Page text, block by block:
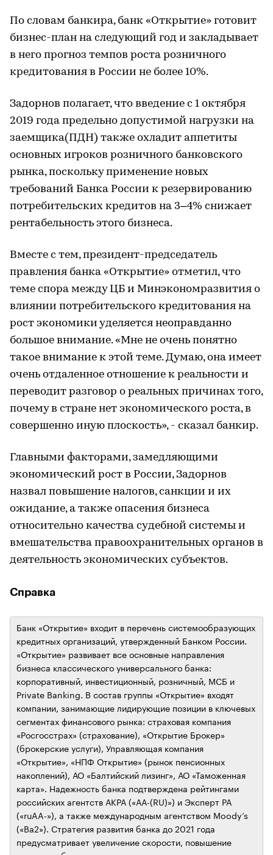
По словам банкира, банк «Открытие» готовит
бизнес-план на следующий год и закладывает
в него прогноз темпов роста розничного
кредитования в России не более 10%.
Задорнов полагает, что введение с 1 октября
2019 года предельно допустимой нагрузки на
заемщика(ПДН) также охладит аппетиты
основных игроков розничного банковского
рынка, поскольку применение новых
требований Банка России к резервированию
потребительских кредитов на 3–4% снижает
рентабельность этого бизнеса.
Вместе с тем, президент-председатель
правления банка «Открытие» отметил, что
теме спора между ЦБ и Минэкономразвития о
влиянии потребительского кредитования на
рост экономики уделяется неоправданно
большое внимание. «Мне не очень понятно
такое внимание к этой теме. Думаю, она имеет
очень отдаленное отношение к реальности и
переводит разговор о реальных причинах того,
почему в стране нет экономического роста, в
совершенно иную плоскость», - сказал банкир.
Главными факторами, замедляющими
экономический рост в России, Задорнов
назвал повышение налогов, санкции и их
ожидание, а также опасения бизнеса
относительно качества судебной системы и
вмешательства правоохранительных органов в
деятельность экономических субъектов.
Справка
Банк «Открытие» входит в перечень системообразующих
кредитных организаций, утвержденный Банком России.
«Открытие» развивает все основные направления
бизнеса классического универсального банка:
корпоративный, инвестиционный, розничный, МСБ и
Private Banking. В состав группы «Открытие» входят
компании, занимающие лидирующие позиции в ключевых
сегментах финансового рынка: страховая компания
«Росгосстрах» (страхование), «Открытие Брокер»
(брокерские услуги), Управляющая компания
«Открытие», «НПФ Открытие» (рынок пенсионных
накоплений), АО «Балтийский лизинг», АО «Таможенная
карта». Надежность банка подтверждена рейтингами
российских агентств АКРА («АА-(RU)») и Эксперт РА
(«ruAA-»), а также международным агентством Moody’s
(«Ba2»). Стратегия развития банка до 2021 года
предусматривает увеличение скорости, повышение